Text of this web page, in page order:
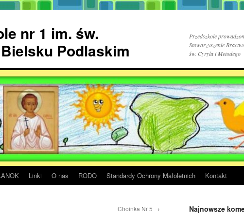
nr 1 im. św.
Podlaskim
Przedszkole
Stowarzyszenie
św. Cyryla i Metodego
Linki O nas RODO Standardy Ochrony Małoletnich Kontakt
Choinka Nr 5 →
Najnowsze